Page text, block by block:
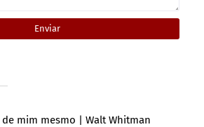
de mim mesmo | Walt Whitman